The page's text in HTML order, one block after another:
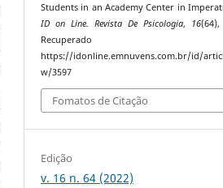
Students in an Academy Center in
ID on Line. Revista De Psicologia, 16(64),
Recuperado
https://idonline.emnuvens.com.br/id/
w/3597
Fomatos de Citação
Edição
v. 16 n. 64 (2022)